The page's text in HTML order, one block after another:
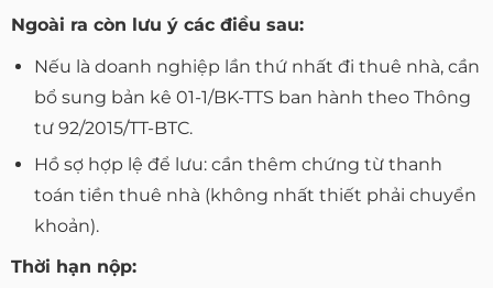
Ngoài ra còn lưu ý các điều sau:
Nếu là doanh nghiệp lần thứ nhất đi thuê nhà, cần
bổ sung bản kê 01-1/BK-TTS ban hành theo Thông
tư 92/2015/TT-BTC.
Hồ sợ hợp lệ để lưu: cần thêm chứng từ thanh
toán tiền thuê nhà (không nhất thiết phải chuyển
khoản).
Thời hạn nộp: